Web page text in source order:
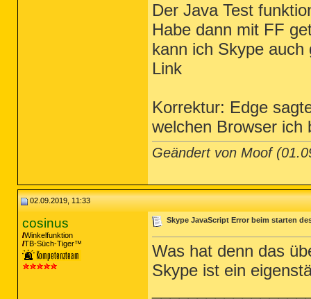
Der Java Test
Habe dann mit FF
kann ich Skype
Link
Korrektur: Edge
welchen Browser ich
Geändert von Moof
02.09.2019, 11:33
cosinus
Winkelfunktion
TB-Süch-Tiger™
Skype JavaScript Error beim starten
Was hat denn das
Skype ist ein